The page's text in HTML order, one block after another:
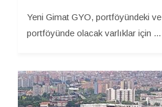
Yeni Gimat GYO, portföyündeki ve
portföyünde olacak varlıklar için ...